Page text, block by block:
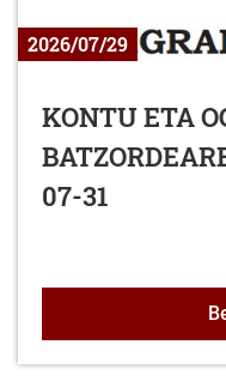
2026/07/29
KONTU ETA
07-31